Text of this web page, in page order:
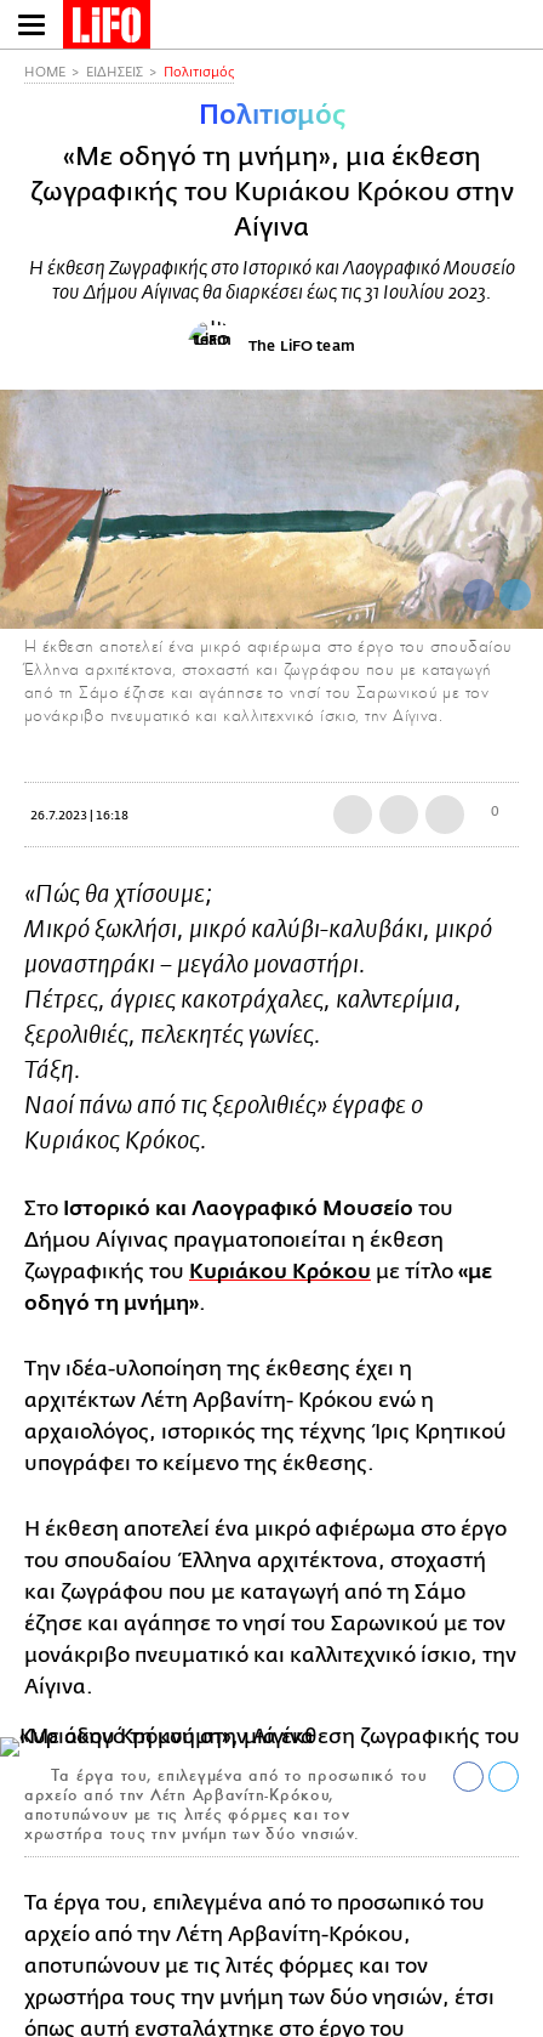
Παράκαμψη
προς
HOME ΕΙΔΗΣΕΙΣ Πολιτισμός
Πολιτισμός
«Με οδηγό τη μνήμη», μια έκθεση
ζωγραφικής του Κυριάκου Κρόκου στην
Αίγινα
Η έκθεση Ζωγραφικής στο Ιστορικό και Λαογραφικό Μουσείο
του Δήμου Αίγινας θα διαρκέσει έως τις 31 Ιουλίου 2023.
The LiFO team
H έκθεση αποτελεί ένα μικρό αφιέρωμα στο έργο του σπουδαίου
Έλληνα αρχιτέκτονα, στοχαστή και ζωγράφου που με καταγωγή
από τη Σάμο έζησε και αγάπησε το νησί του Σαρωνικού με τον
μονάκριβο πνευματικό και καλλιτεχνικό ίσκιο, την Αίγινα.
26.7.2023 | 16:18 0
«Πώς θα χτίσουµε;
Μικρό ξωκλήσι, µικρό καλύβι-καλυβάκι, µικρό
µοναστηράκι – µεγάλο µοναστήρι.
Πέτρες, άγριες κακοτράχαλες, καλντερίµια,
ξερολιθιές, πελεκητές γωνίες.
Τάξη.
Ναοί πάνω από τις ξερολιθιές» έγραφε ο
Κυριάκος Κρόκος.
Στο Ιστορικό και Λαογραφικό Μουσείο του
Δήμου Αίγινας πραγματοποιείται η έκθεση
ζωγραφικής του Κυριάκου Κρόκου με τίτλο «με
οδηγό τη μνήμη».
Την ιδέα-υλοποίηση της έκθεσης έχει η
αρχιτέκτων Λέτη Αρβανίτη- Κρόκου ενώ η
αρχαιολόγος, ιστορικός της τέχνης Ίρις Κρητικού
υπογράφει το κείμενο της έκθεσης.
H έκθεση αποτελεί ένα μικρό αφιέρωμα στο έργο
του σπουδαίου Έλληνα αρχιτέκτονα, στοχαστή
και ζωγράφου που με καταγωγή από τη Σάμο
έζησε και αγάπησε το νησί του Σαρωνικού με τον
μονάκριβο πνευματικό και καλλιτεχνικό ίσκιο, την
Αίγινα.
Τα έργα του, επιλεγμένα από το προσωπικό του
αρχείο από την Λέτη Αρβανίτη-Κρόκου,
αποτυπώνουν με τις λιτές φόρμες και τον
χρωστήρα τους την μνήμη των δύο νησιών.
Τα έργα του, επιλεγμένα από το προσωπικό του
αρχείο από την Λέτη Αρβανίτη-Κρόκου,
αποτυπώνουν με τις λιτές φόρμες και τον
χρωστήρα τους την μνήμη των δύο νησιών, έτσι
όπως αυτή ενσταλάχτηκε στο έργο του